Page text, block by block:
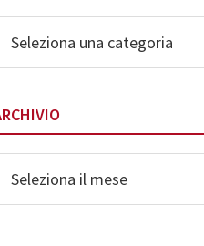
delle